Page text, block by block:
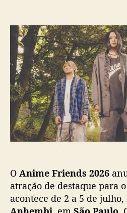
r
d
o
p
o
s
t
d
e
p
u
b
l
a
ç
O Anime Friends 2026
atração de destaque para
acontece de 2 a 5 de julho,